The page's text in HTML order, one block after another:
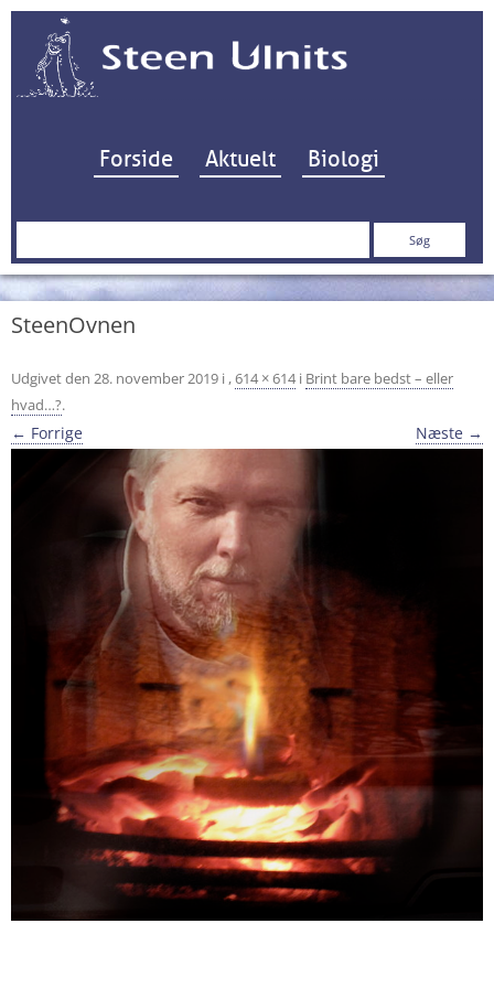
Hop til indhold
Forside Aktuelt Biologi
Søg
SteenOvnen
Udgivet den 28. november 2019 i ,614 × 614i Brint bare bedst – eller
hvad…?.
← Forrige Næste →